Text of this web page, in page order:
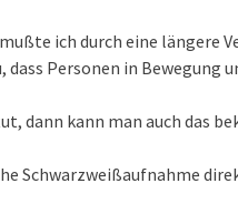
ich durch eine längere
Personen in Bewegung
dann kann man auch das
Schwarzweißaufnahme